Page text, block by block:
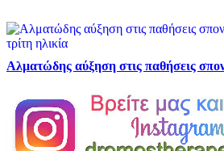
Αλματώδης αύξηση στις παθήσεις